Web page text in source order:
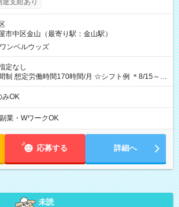
あり） ┗働いたその日に現金GET♪ お仕事後はコン
支給あり
市中区金山（最寄り駅：金山駅）
ンベルウッズ
定なし
労働時間170時間/月 ☆シフト例 ＊8/15～
通 08：00～12：00 17：00～21：00 ＊8/31
シフトもあります！ 12：00～16：00 ＊9/6～
みOK
業・WワークOK
応募する 詳細へ
未読